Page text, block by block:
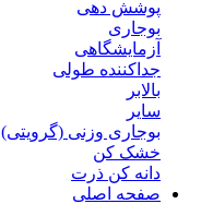
پوشش دهی
بوجاری
آزمایشگاهی
جداکننده طولی
بالابر
سایر
بوجاری وزنی (گرویتی)
خشک کن
دانه کن ذرت
صفحه اصلی